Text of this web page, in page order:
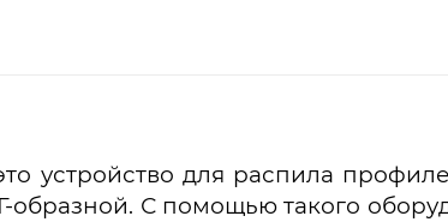
устройство для распила
образной. С помощью такого